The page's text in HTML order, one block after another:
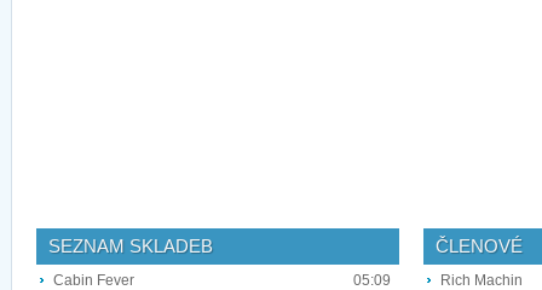
SEZNAM SKLADEB
Cabin Fever
05:09
ČLENOVÉ
Rich Machin